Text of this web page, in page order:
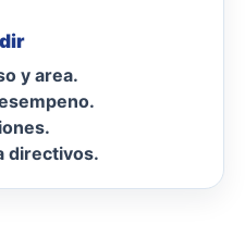
y area.
directivos.